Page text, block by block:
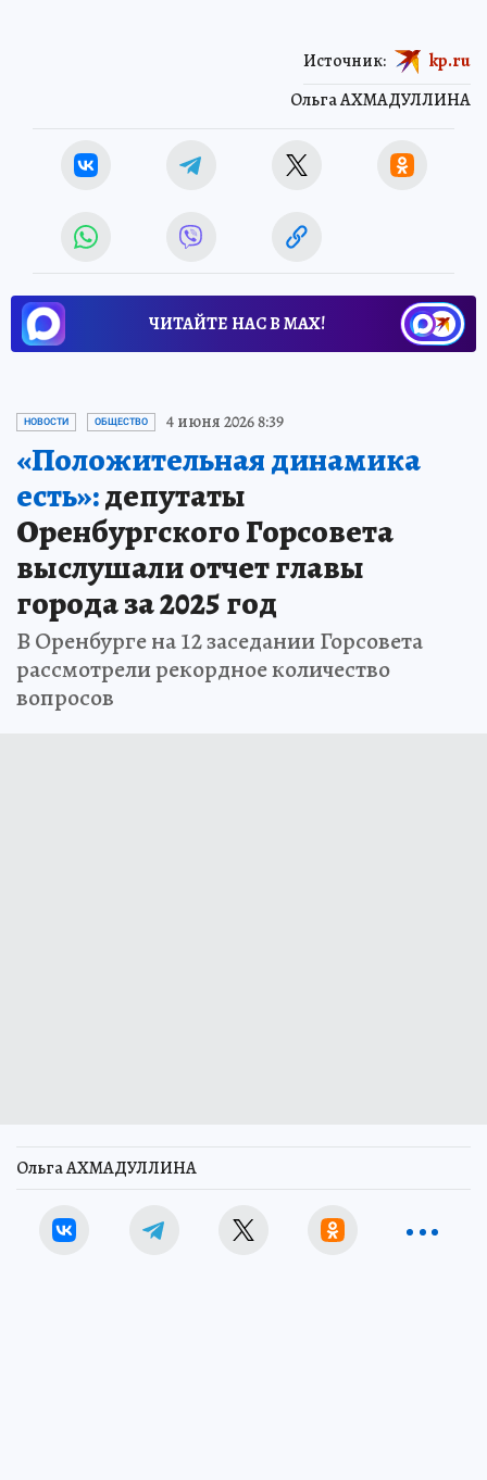
Ольга АХМАДУЛЛИНА
Источник: kp.ru
ЧИТАЙТЕ НАС В МАХ!
НОВОСТИ ОБЩЕСТВО 4 июня 2026 8:39
«Положительная динамика
есть»:депутаты
Оренбургского Горсовета
выслушали отчет главы
города за 2025 год
В Оренбурге на 12 заседании Горсовета
рассмотрели рекордное количество
вопросов
Ольга АХМАДУЛЛИНА